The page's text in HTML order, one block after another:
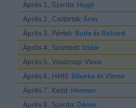
Április 1., Szerda: Hugó
Április 2., Csütörtök: Áron
Április 3., Péntek: Buda és Richard
Április 4., Szombat: Izidor
Április 5., Vasárnap: Vince
Április 6., Hétfő: Biborka ésVilmos
Április 7., Kedd: Herman
Április 8., Szerda: Dénes